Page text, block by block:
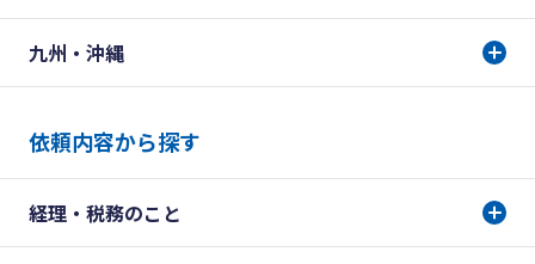
九州・沖縄
依頼内容から探す
経理・税務のこと